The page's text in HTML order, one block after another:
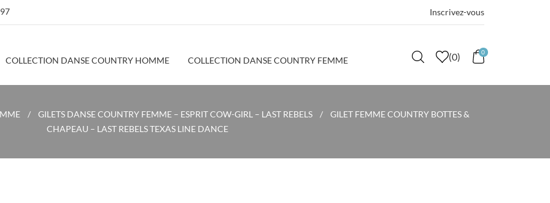
Inscrivez-vous
COLLECTION DANSE COUNTRY HOMME COLLECTION DANSE COUNTRY FEMME (0) 0
GILETS DANSE COUNTRY FEMME – ESPRIT COW-GIRL – LAST REBELS
GILET FEMME COUNTRY BOTTES &
CHAPEAU – LAST REBELS TEXAS LINE DANCE